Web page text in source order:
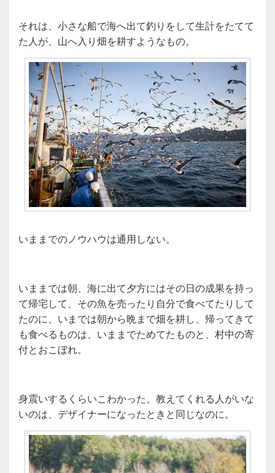
それは、小さな船で海へ出て釣りをして生計をたてて
た人が、山へ入り畑を耕すようなもの。
いままでのノウハウは通用しない。
いままでは朝、海に出て夕方にはその日の成果を持っ
て帰宅して、その魚を売ったり自分で食べてたりして
たのに、いまでは朝から晩まで畑を耕し、帰ってきて
も食べるものは、いままでためてたものと、村中の寄
付とおこぼれ。
身震いするくらいこわかった。教えてくれる人がいな
いのは、デザイナーになったときと同じなのに。